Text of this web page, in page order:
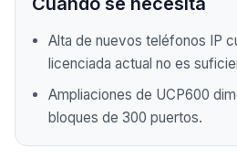
Alta de nuevos teléfonos IP
licenciada actual no es
Ampliaciones de UCP600
bloques de 300 puertos.